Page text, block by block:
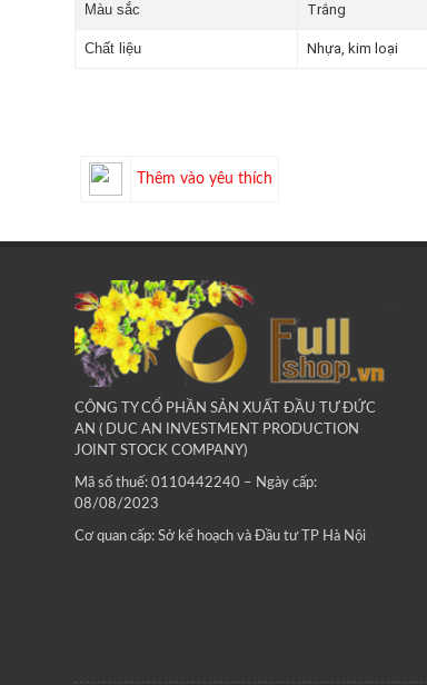
Màu sắc Trắng
Chất liệu Nhựa, kim loại
Thêm vào yêu thích
CÔNG TY CỔ PHẦN SẢN XUẤT ĐẦU TƯ ĐỨC
AN ( DUC AN INVESTMENT PRODUCTION
JOINT STOCK COMPANY)
Mã số thuế: 0110442240 – Ngày cấp:
08/08/2023
Cơ quan cấp: Sở kế hoạch và Đầu tư TP Hà Nội